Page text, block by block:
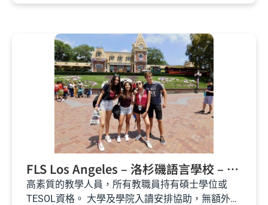
FLS Los Angeles – 洛杉磯語言學校 – 美
國遊學
高素質的教學人員，所有教職員持有碩士學位或
TESOL資格。 大學及學院入讀安排協助，無額外費